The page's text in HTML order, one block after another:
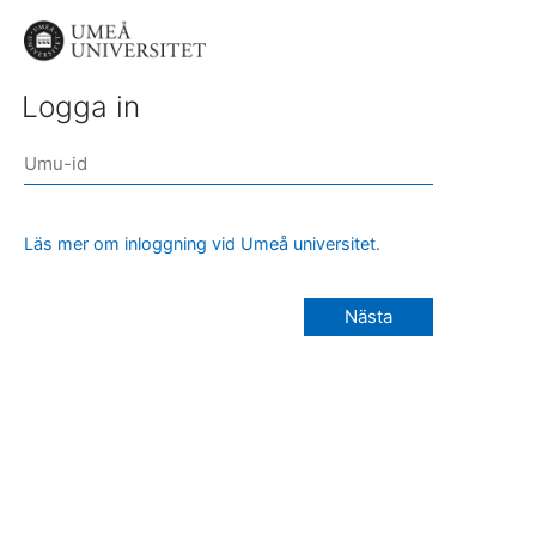
Logga in
Läs mer om inloggning vid Umeå universitet.
Nästa